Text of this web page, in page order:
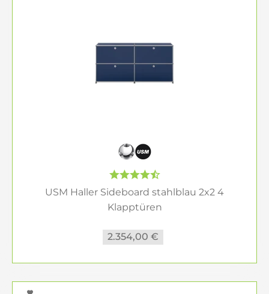
USM Haller Sideboard stahlblau 2x2 4
Klapptüren
2.354,00 €